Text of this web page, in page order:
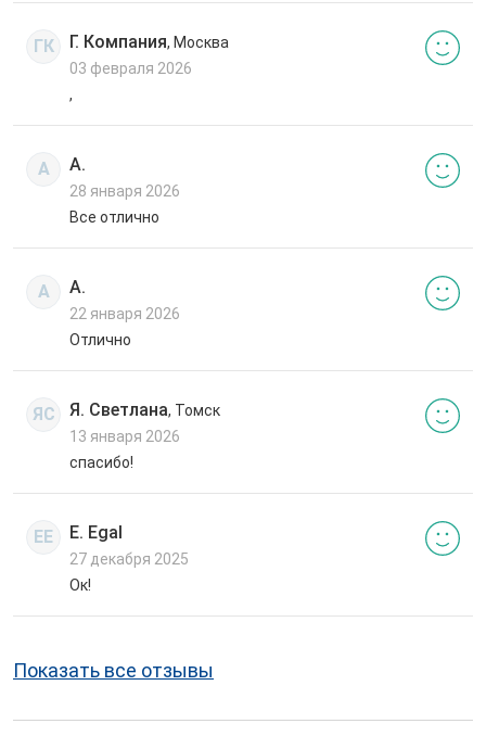
ГК Г. Компания, Москва
03 февраля 2026
,
А А.
28 января 2026
Все отлично
А А.
22 января 2026
Отлично
ЯС Я. Светлана, Томск
13 января 2026
спасибо!
EE E. Egal
27 декабря 2025
Ок!
Показать все отзывы